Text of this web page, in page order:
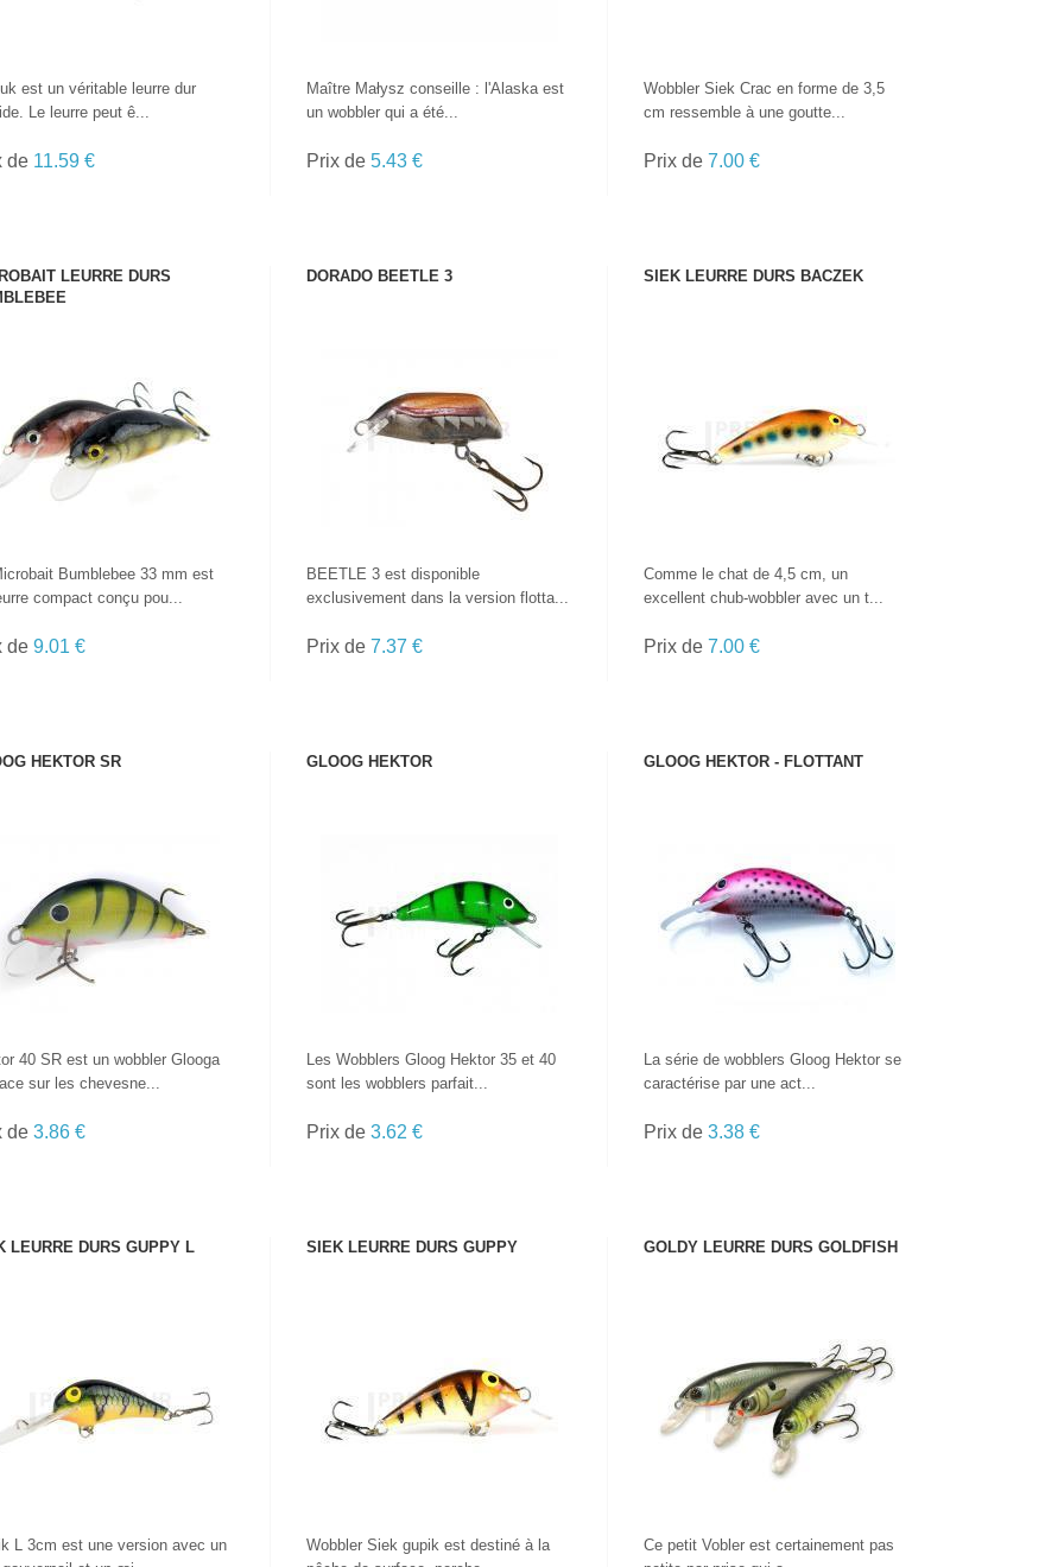
est un véritable leurre dur
Le leurre peut ê...
de 11.59 €
Maître Małysz conseille : l'Alaska est
un wobbler qui a été...
Prix de 5.43 €
Wobbler Siek Crac en forme de 3,5
cm ressemble à une goutte...
Prix de7.00 €
LEURRE DURS
VOIR LE PRODUIT
Bumblebee 33 mm est
compact conçu pou...
de 9.01 €
DORADO BEETLE 3
VOIR LE PRODUIT
BEETLE 3 est disponible
exclusivement dans la version flotta...
Prix de 7.37 €
SIEK LEURRE DURS BACZEK
Comme le chat de 4,5 cm, un
excellent chub-wobbler avec un t...
Prix de7.00 €
HEKTOR SR
VOIR LE PRODUIT
40 SR est un wobbler Glooga
sur les chevesne...
de 3.86 €
GLOOG HEKTOR
VOIR LE PRODUIT
Les Wobblers Gloog Hektor 35 et 40
sont les wobblers parfait...
Prix de 3.62 €
GLOOG HEKTOR - FLOTTANT
VOIR LE PRODUIT
La série de wobblers Gloog Hektor se
caractérise par une act...
Prix de3.38 €
LEURRE DURS GUPPY L
L 3cm est une version avec un
SIEK LEURRE DURS GUPPY
VOIR LE PRODUIT
Wobbler Siek gupik est destiné à la
GOLDY LEURRE DURS GOLDFISH
VOIR LE PRODUIT
Ce petit Vobler est certainement pas